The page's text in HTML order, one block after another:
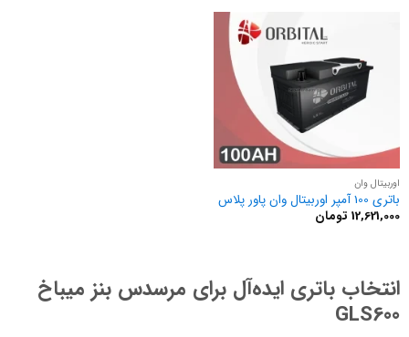
اوربیتال وان
باتری 100 آمپر اوربیتال وان پاور پلاس
12,621,000 تومان
انتخاب باتری ایده‌آل برای مرسدس بنز میباخ
GLS600